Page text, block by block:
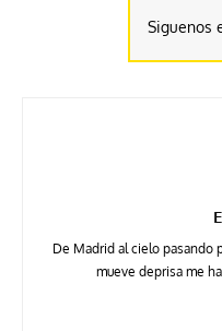
Siguenos
De Madrid al cielo pasando
mueve deprisa me